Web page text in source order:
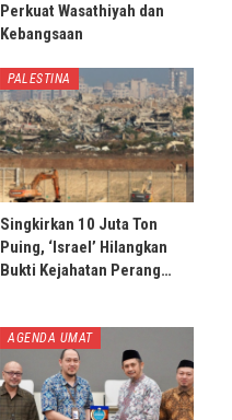
Perkuat Wasathiyah dan
Kebangsaan
PALESTINA
Singkirkan 10 Juta Ton
Puing, ‘Israel’ Hilangkan
Bukti Kejahatan Perang…
AGENDA UMAT